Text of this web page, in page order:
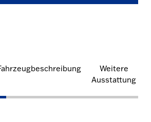
Weitere
Ausstattung